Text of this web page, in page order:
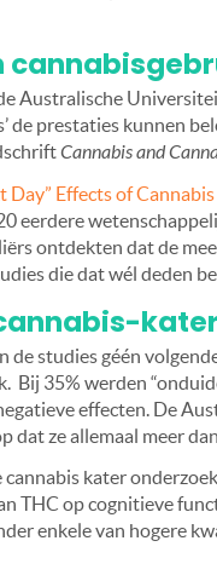
Australische
de prestaties kunnen
Cannabis and
Day” Effects of
eerdere
ontdekten dat de
die dat wél deden
de studies géén
Bij 35% werden
effecten. De
dat ze allemaal meer
kater
THC op cognitieve
enkele van hogere